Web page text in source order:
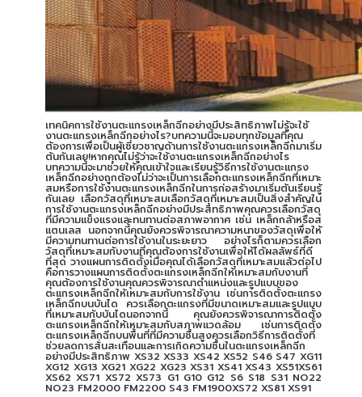
เทคนิคการใช้งานตะแกรงเหล็กฉีกอย่างมีประสิทธิภาพไม่รู้จะใช้
งานตะแกรงเหล็กฉีกอย่างไร?บทความนี้จะมอบทุกข้อมูลที่คุณ
ต้องการเพื่อเป็นผู้เชี่ยวชาญด้านการใช้งานตะแกรงเหล็กฉีกมาเริ่ม
ต้นกันเลย!หากคุณไม่รู้ว่าจะใช้งานตะแกรงเหล็กฉีกอย่างไร
บทความนี้จะมาช่วยให้คุณเข้าใจและเรียนรู้วิธีการใช้งานตะแกรง
เหล็กฉีกอย่างถูกต้องไม่ว่าจะเป็นการเลือกตะแกรงเหล็กฉีกที่เหมาะ
สมหรือการใช้งานตะแกรงเหล็กฉีกในการก่อสร้างมาเริ่มต้นเรียนรู้
กันเลย เลือกวัสดุที่เหมาะสมเลือกวัสดุที่เหมาะสมเป็นสิ่งสำคัญใน
การใช้งานตะแกรงเหล็กฉีกอย่างมีประสิทธิภาพคุณควรเลือกวัสดุ
ที่มีความแข็งแรงและทนทานต่อสภาพอากาศ เช่น เหล็กกล้าหรือส
แตนเลส นอกจากนี้คุณยังควรพิจารณาความหนาของวัสดุเพื่อให้
มีความทนทานต่อการใช้งานในระยะยาว อย่างไรก็ตามควรเลือก
วัสดุที่เหมาะสมกับงานที่คุณต้องการใช้งานเพื่อให้ได้ผลลัพธ์ที่ดี
ที่สุด วางแผนการติดตั้งเมื่อคุณได้เลือกวัสดุที่เหมาะสมแล้วต่อไป
คือการวางแผนการติดตั้งตะแกรงเหล็กฉีกให้เหมาะสมกับงานที่
คุณต้องการใช้งานคุณควรพิจารณาตำแหน่งและรูปแบบของ
ตะแกรงเหล็กฉีกให้เหมาะสมกับการใช้งาน เช่นการติดตั้งตะแกรง
เหล็กฉีกบนบันได ควรเลือกตะแกรงที่มีขนาดเหมาะสมและรูปแบบ
ที่เหมาะสมกับบันไดนอกจากนี้ คุณยังควรพิจารณาการติดตั้ง
ตะแกรงเหล็กฉีกให้เหมาะสมกับสภาพแวดล้อม เช่นการติดตั้ง
ตะแกรงเหล็กฉีกบนพื้นที่ที่มีความชื้นสูงควรเลือกวิธีการติดตั้งที่
ช่วยลดการสั่นสะเทือนและการเกิดความชื้นในตะแกรงเหล็กฉีก
อย่างมีประสิทธิภาพ XS32 XS33 XS42 XS52 S46 S47 XG11
XG12 XG13 XG21 XG22 XG23 XS31 XS41 XS43 XS51XS61
XS62 XS71 XS72 XS73 G1 G10 G12 S6 S18 S31 NO22
NO23 FM2000 FM2200 S43 FM1900XS72 XS81 XS91